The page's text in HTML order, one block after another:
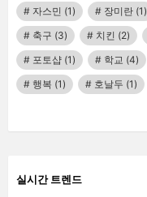
자스민 (1) 장미란 (1)
축구 (3) 치킨 (2)
포토샵 (1) 학교 (4)
행복 (1) 호날두 (1)
실시간 트렌드